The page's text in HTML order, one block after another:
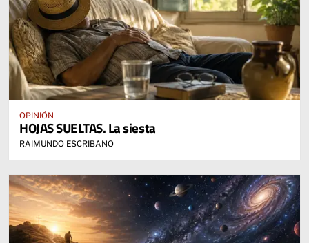
OPINIÓN
HOJAS SUELTAS. La siesta
RAIMUNDO ESCRIBANO